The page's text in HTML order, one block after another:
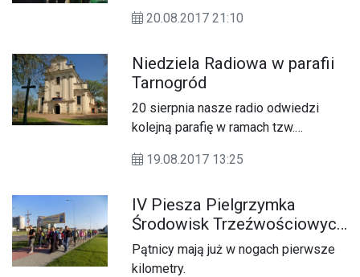
20.08.2017 21:10
Niedziela Radiowa w parafii
Tarnogród
20 sierpnia nasze radio odwiedzi
kolejną parafię w ramach tzw.
19.08.2017 13:25
IV Piesza Pielgrzymka
Środowisk Trzeźwościowych
z Zamościa do Krasnobrodu
Pątnicy mają już w nogach pierwsze
kilometry.